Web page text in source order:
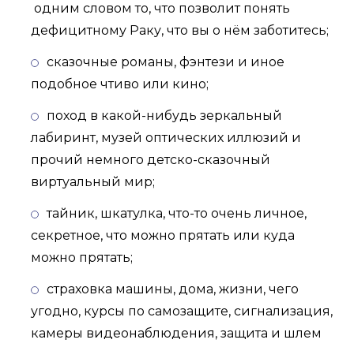
одним словом то, что позволит понять
дефицитному Раку, что вы о нём заботитесь;
сказочные романы, фэнтези и иное
подобное чтиво или кино;
поход в какой-нибудь зеркальный
лабиринт, музей оптических иллюзий и
прочий немного детско-сказочный
виртуальный мир;
тайник, шкатулка, что-то очень личное,
секретное, что можно прятать или куда
можно прятать;
страховка машины, дома, жизни, чего
угодно, курсы по самозащите, сигнализация,
камеры видеонаблюдения, защита и шлем